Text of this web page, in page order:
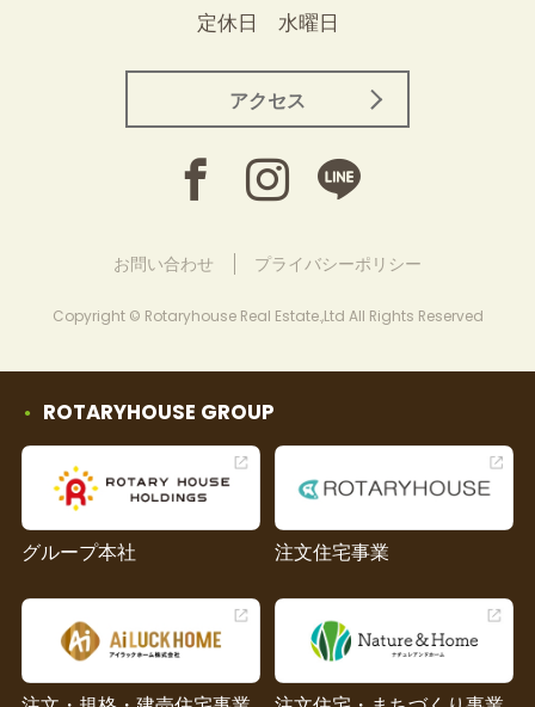
定休日 水曜日
アクセス
お問い合わせ プライバシーポリシー
Copyright © Rotaryhouse Real Estate.,Ltd All Rights Reserved
ROTARYHOUSE GROUP
グループ本社 注文住宅事業